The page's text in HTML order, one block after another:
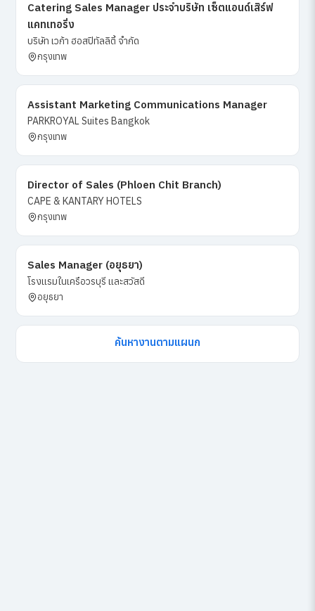
Catering Sales Manager ประจำบริษัท เซ็ตแอนด์เสิร์ฟ
แคทเทอริ่ง
บริษัท เวก้า ฮอสปิทัลลิตี้ จำกัด
กรุงเทพ
Assistant Marketing Communications Manager
PARKROYAL Suites Bangkok
กรุงเทพ
Director of Sales (Phloen Chit Branch)
CAPE & KANTARY HOTELS
กรุงเทพ
Sales Manager (อยุธยา)
โรงแรมในเครือวรบุรี และสวัสดี
อยุธยา
ค้นหางานตามแผนก